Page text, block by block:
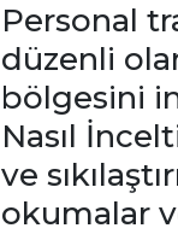
Personal
düzenli
bölgesini
Nasıl
ve
okumalar